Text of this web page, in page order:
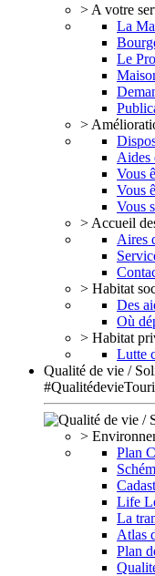
> A votre
La
Le
>
Aides
Vous
Vous
Vous
> Accueil
Aires
> Habitat
Des
Où
> Habitat
Lutte
Qualité de vie /
>
Plan
Life
La
Atlas
Plan